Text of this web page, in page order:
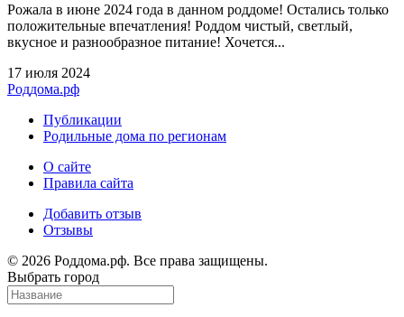
Рожала в июне 2024 года в данном роддоме! Остались только
положительные впечатления! Роддом чистый, светлый,
вкусное и разнообразное питание! Хочется...
17 июля 2024
Роддома.рф
Публикации
Родильные дома по регионам
О сайте
Правила сайта
Добавить отзыв
Отзывы
© 2026 Роддома.рф. Все права защищены.
Выбрать город